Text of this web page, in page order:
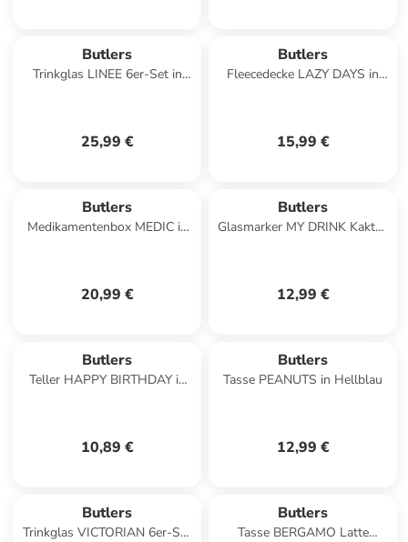
Butlers
Trinkglas LINEE 6er-Set in
25,99 €
Butlers
Fleecedecke LAZY DAYS in
15,99 €
Butlers
Medikamentenbox MEDIC in
20,99 €
Butlers
Glasmarker MY DRINK Kaktus
12,99 €
Butlers
Teller HAPPY BIRTHDAY in
10,89 €
Butlers
Tasse PEANUTS in Hellblau
12,99 €
Butlers
Trinkglas VICTORIAN 6er-Set
Butlers
Tasse BERGAMO Latte